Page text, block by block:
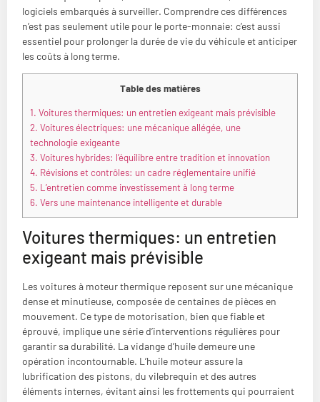
logiciels embarqués à surveiller. Comprendre ces différences
n’est pas seulement utile pour le porte-monnaie: c’est aussi
essentiel pour prolonger la durée de vie du véhicule et anticiper
les coûts à long terme.
Table des matières
1. Voitures thermiques: un entretien exigeant mais prévisible
2. Voitures électriques: une mécanique allégée, une
technologie exigeante
3. Voitures hybrides: l’équilibre entre tradition et innovation
4. Révisions et contrôles: un cadre réglementaire unifié
5. L’entretien comme investissement à long terme
6. Vers une maintenance intelligente et durable
Voitures thermiques: un entretien
exigeant mais prévisible
Les voitures à moteur thermique reposent sur une mécanique
dense et minutieuse, composée de centaines de pièces en
mouvement. Ce type de motorisation, bien que fiable et
éprouvé, implique une série d’interventions régulières pour
garantir sa durabilité. La vidange d’huile demeure une
opération incontournable. L’huile moteur assure la
lubrification des pistons, du vilebrequin et des autres
éléments internes, évitant ainsi les frottements qui pourraient